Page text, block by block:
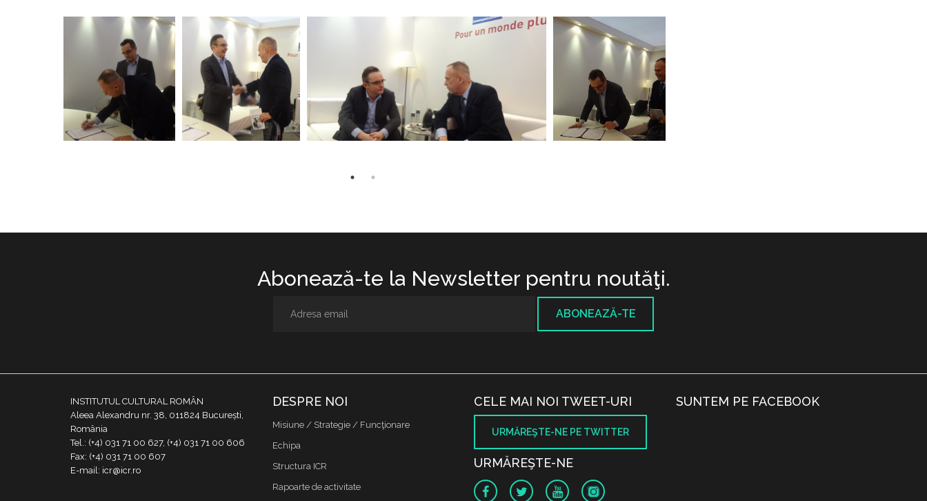
Abonează-te la Newsletter pentru noutăţi.
ABONEAZĂ-TE
INSTITUTUL CULTURAL ROMÂN
Aleea Alexandru nr. 38, 011824 București,
România
Tel.: (+4) 031 71 00 627, (+4) 031 71 00 606
Fax: (+4) 031 71 00 607
E-mail: icr@icr.ro
DESPRE NOI
Misiune / Strategie / Funcţionare
Echipa
Structura ICR
Rapoarte de activitate
CELE MAI NOI TWEET-URI
URMĂREŞTE-NE PE TWITTER
URMĂREŞTE-NE
SUNTEM PE FACEBOOK